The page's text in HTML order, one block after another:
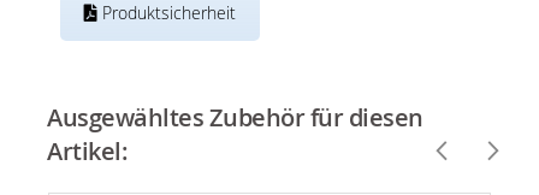
Produktsicherheit
Ausgewähltes Zubehör für diesen
Artikel: